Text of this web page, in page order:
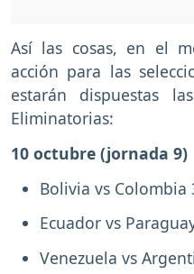
Así las cosas, en el
acción para las
estarán dispuestas
Eliminatorias:
10 octubre (jornada 9)
Bolivia vs Colombia
Ecuador vs
Venezuela vs